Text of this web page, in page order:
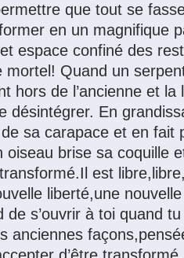
que tout se
en un magnifique
espace confiné des
mortel! Quand un
hors de l’ancienne et la
désintégrer. En
sa carapace et en fait
oiseau brise sa coquille
est
liberté,une
de s’ouvrir à toi quand
anciennes